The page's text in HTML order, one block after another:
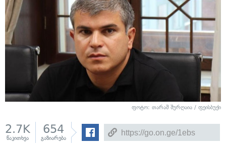
ფოტო: თარაშ შურღაია / ფეისბუქი
2.7K
წაკითხვა
654
გაზიარება